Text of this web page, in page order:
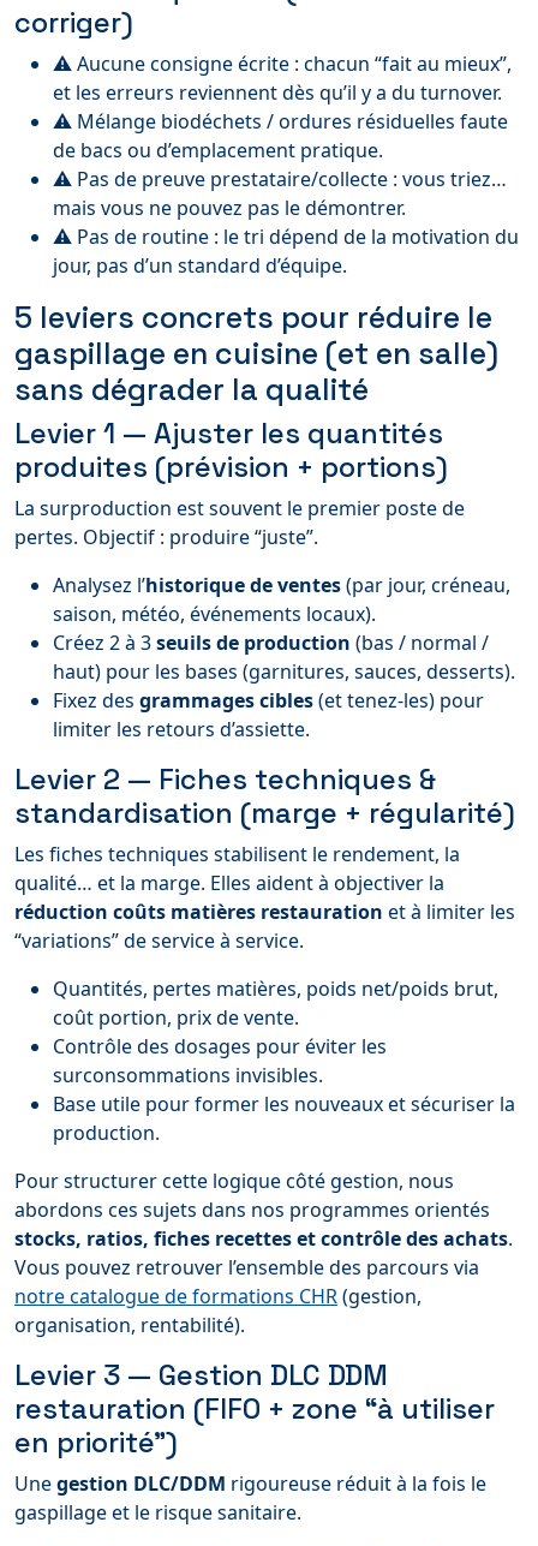
corriger)
⚠️ Aucune consigne écrite : chacun “fait au mieux”,
et les erreurs reviennent dès qu’il y a du turnover.
⚠️ Mélange biodéchets / ordures résiduelles faute
de bacs ou d’emplacement pratique.
⚠️ Pas de preuve prestataire/collecte : vous triez…
mais vous ne pouvez pas le démontrer.
⚠️ Pas de routine : le tri dépend de la motivation du
jour, pas d’un standard d’équipe.
5 leviers concrets pour réduire le
gaspillage en cuisine (et en salle)
sans dégrader la qualité
Levier 1 — Ajuster les quantités
produites (prévision + portions)
La surproduction est souvent le premier poste de
pertes. Objectif : produire “juste”.
Analysez l’historique de ventes(par jour, créneau,
saison, météo, événements locaux).
Créez 2 à 3seuils de production (bas / normal /
haut) pour les bases (garnitures, sauces, desserts).
Fixez des grammages cibles(et tenez-les) pour
limiter les retours d’assiette.
Levier 2 — Fiches techniques &
standardisation (marge + régularité)
Les fiches techniques stabilisent le rendement, la
qualité… et la marge. Elles aident à objectiver la
réduction coûts matières restauration et à limiter les
“variations” de service à service.
Quantités, pertes matières, poids net/poids brut,
coût portion, prix de vente.
Contrôle des dosages pour éviter les
surconsommations invisibles.
Base utile pour former les nouveaux et sécuriser la
production.
Pour structurer cette logique côté gestion, nous
abordons ces sujets dans nos programmes orientés
stocks, ratios, fiches recettes et contrôle des achats.
Vous pouvez retrouver l’ensemble des parcours via
notre catalogue de formations CHR(gestion,
organisation, rentabilité).
Levier 3 — Gestion DLC DDM
restauration (FIFO + zone “à utiliser
en priorité”)
Unegestion DLC/DDM rigoureuse réduit à la fois le
gaspillage et le risque sanitaire.